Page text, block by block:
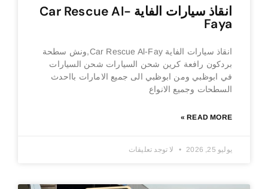
انقاذ سيارات الفاية Car Rescue Al-
Faya
انقاذ سيارات الفاية Car Rescue Al-Fay,ونش سطحة
بردكون رافعة كرين شحن السيارات شحن السيارات
في ابوظبي ومن ابوظبي الى جميع الامارات بااحدث
السطحات وجميع الانواع
READ MORE »
يوليو 25, 2026 لا توجد تعليقات